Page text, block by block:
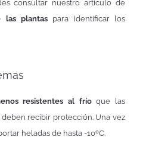
consultar nuestro artículo de
las plantaspara identificar los
resistentes al fríoque las
recibir protección. Una vez
heladas de hasta -10ºC.